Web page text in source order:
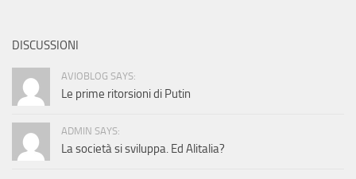
DISCUSSIONI
AVIOBLOG SAYS:
Le prime ritorsioni di Putin
ADMIN SAYS:
La società si sviluppa. Ed Alitalia?